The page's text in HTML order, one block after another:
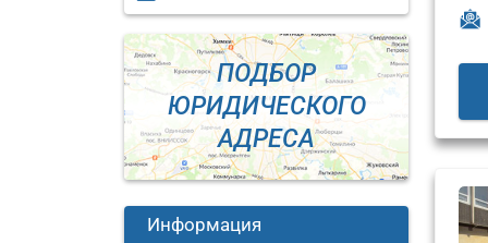
ПОДБОР
ЮРИДИЧЕСКОГО
АДРЕСА
Информация